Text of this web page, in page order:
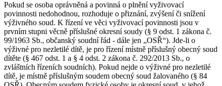
Pokud se osoba oprávněná a povinná o plnění vyživovací
povinnosti nedohodnou, rozhoduje o přiznání, zvýšení či snížení
výživného soud. K řízení ve věci vyživovací povinnosti jsou v
prvním stupni věcně příslušné okresní soudy (§ 9 odst. 1 zákona č.
99/1963 Sb., občanský soudní řád - dále jen „OSŘ“). Jde-li o
výživné pro nezletilé dítě, je pro řízení místně příslušný obecný soud
dítěte (§ 467 odst. 1 a § 4 odst. 2 zákona č. 292/2013 Sb., o
zvláštních řízeních soudních). Pokud nejde o výživné pro nezletilé
dítě, je místně příslušným soudem obecný soud žalovaného (§ 84